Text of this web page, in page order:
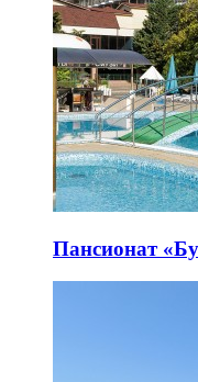
Пансионат